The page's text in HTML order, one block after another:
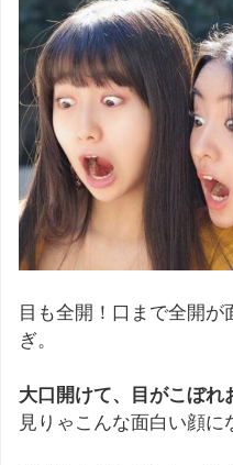
目も全開！口まで全開
ぎ。
大口開けて、目がこぼれ
見りゃこんな面白い顔に